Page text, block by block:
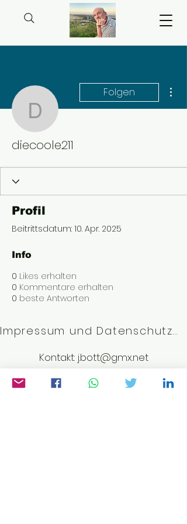
diecoole211
Folgen
diecoole211
Profil
Beitrittsdatum: 10. Apr. 2025
Info
0 Likes erhalten
0 Kommentare erhalten
0 beste Antworten
Impressum und Datenschutzerklärung
Kontakt: j.bott@gmx.net
©2023 von Weltwissen